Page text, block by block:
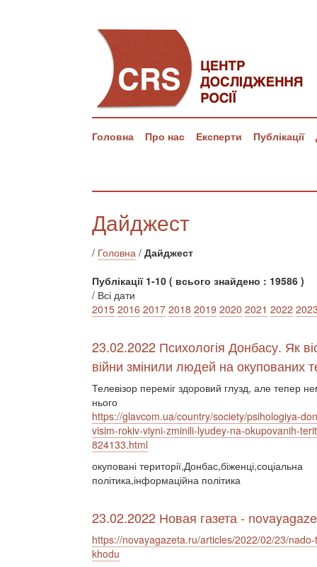
Головна Про нас Експерти Публікації
Дайджест
/ Головна / Дайджест
Публікації 1-10 ( всього знайдено : 19586 )
/ Всі дати
2015 2016 2017 2018 2019 2020 2021 2022
23.02.2022 Психологія Донбасу. Як
війни змінили людей на окупованих
Телевізор переміг здоровий глузд, але тепер
нього
https://glavcom.ua/country/society/psihologiya-
visim-rokiv-viyni-zminili-lyudey-na-okupovanih-
824133.html
окуповані території,Донбас,біженці,соціальна
політика,інформаційна політика
23.02.2022 Новая газета -
https://novayagazeta.ru/articles/2022/02/23/
khodu